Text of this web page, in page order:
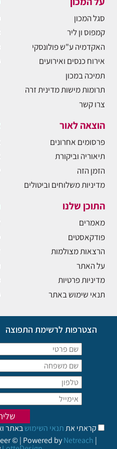
סגל המכון
קמפוס ון ליר
האקדמיה ע"ש פולונסקי
אירוח כנסים ואירועים
תמיכה במכון
תרומות מישות מדינית זרה
צרו קשר
הוצאה לאור
פרסומים אחרונים
תיאוריה וביקורת
הזמן הזה
מדיניות משלוחים וביטולים
התוכן שלנו
מאמרים
פודקאסטים
הרצאות מצולמות
על האתר
מדיניות פרטיות
תנאי שימוש באתר
הצטרפות לרשימת התפוצה
קראתי אתתנאי השימושבאתר
© | Powered byNetreach |